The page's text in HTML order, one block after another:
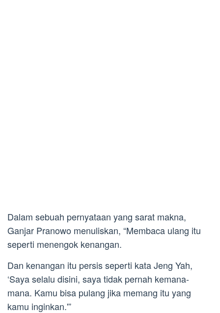
Dalam sebuah pernyataan yang sarat makna,
Ganjar Pranowo menuliskan, “Membaca ulang itu
seperti menengok kenangan.
Dan kenangan itu persis seperti kata Jeng Yah,
‘Saya selalu disini, saya tidak pernah kemana-
mana. Kamu bisa pulang jika memang itu yang
kamu inginkan.'”